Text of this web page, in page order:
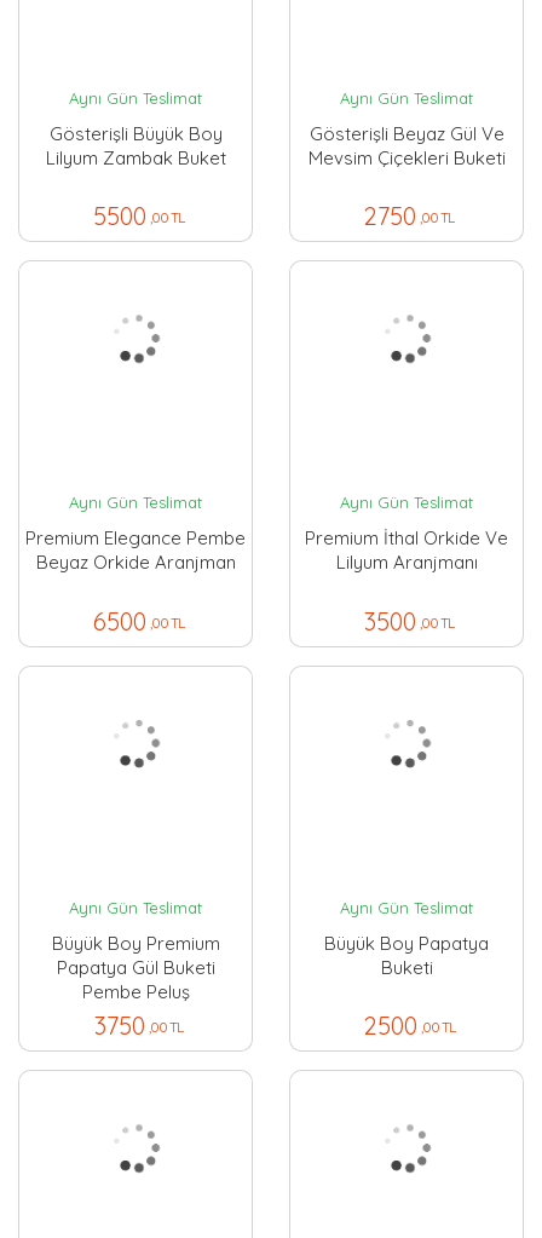
Aynı Gün Teslimat
Gösterişli Büyük Boy
Lilyum Zambak Buket
5500 ,00 TL
Aynı Gün Teslimat
Gösterişli Beyaz Gül Ve
Mevsim Çiçekleri Buketi
2750 ,00 TL
Aynı Gün Teslimat
Premium Elegance Pembe
Beyaz Orkide Aranjman
6500 ,00 TL
Aynı Gün Teslimat
Premium İthal Orkide Ve
Lilyum Aranjmanı
3500 ,00 TL
Aynı Gün Teslimat
Büyük Boy Premium
Papatya Gül Buketi
Pembe Peluş
3750 ,00 TL
Aynı Gün Teslimat
Büyük Boy Papatya
Buketi
2500 ,00 TL